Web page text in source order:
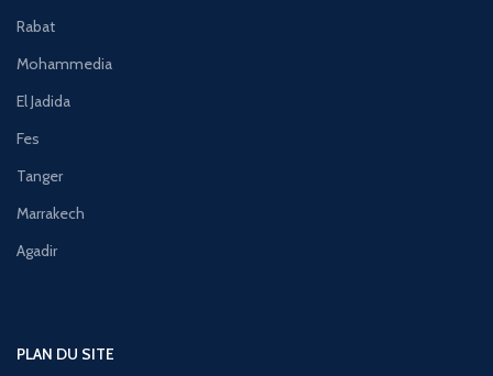
Rabat
Mohammedia
El Jadida
Fes
Tanger
Marrakech
Agadir
PLAN DU SITE